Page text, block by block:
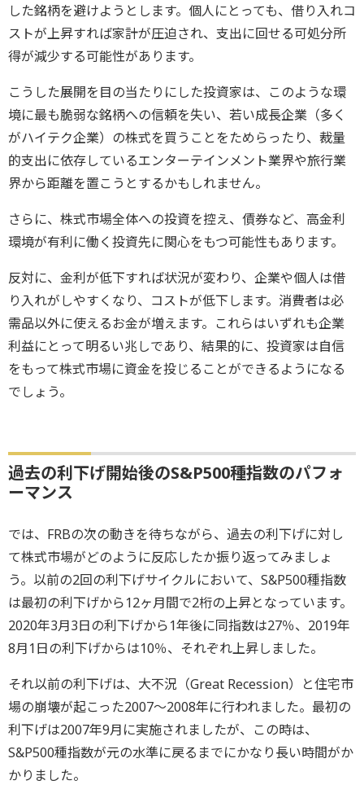
した銘柄を避けようとします。個人にとっても、借り入れコ
ストが上昇すれば家計が圧迫され、支出に回せる可処分所
得が減少する可能性があります。
こうした展開を目の当たりにした投資家は、このような環
境に最も脆弱な銘柄への信頼を失い、若い成長企業（多く
がハイテク企業）の株式を買うことをためらったり、裁量
的支出に依存しているエンターテインメント業界や旅行業
界から距離を置こうとするかもしれません。
さらに、株式市場全体への投資を控え、債券など、高金利
環境が有利に働く投資先に関心をもつ可能性もあります。
反対に、金利が低下すれば状況が変わり、企業や個人は借
り入れがしやすくなり、コストが低下します。消費者は必
需品以外に使えるお金が増えます。これらはいずれも企業
利益にとって明るい兆しであり、結果的に、投資家は自信
をもって株式市場に資金を投じることができるようになる
でしょう。
過去の利下げ開始後のS&P500種指数のパフォ
ーマンス
では、FRBの次の動きを待ちながら、過去の利下げに対し
て株式市場がどのように反応したか振り返ってみましょ
う。以前の2回の利下げサイクルにおいて、S&P500種指数
は最初の利下げから12ヶ月間で2桁の上昇となっています。
2020年3月3日の利下げから1年後に同指数は27％、2019年
8月1日の利下げからは10％、それぞれ上昇しました。
それ以前の利下げは、大不況（Great Recession）と住宅市
場の崩壊が起こった2007～2008年に行われました。最初の
利下げは2007年9月に実施されましたが、この時は、
S&P500種指数が元の水準に戻るまでにかなり長い時間がか
かりました。